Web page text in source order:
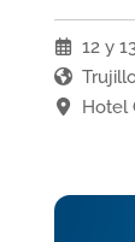
12 y
Hotel